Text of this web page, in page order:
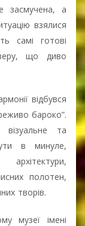
засмучена, а
взялися
самі готові
що диво
відбувся
бароко”.
візуальне та
в минуле,
полотен,
творів.
музеї імені